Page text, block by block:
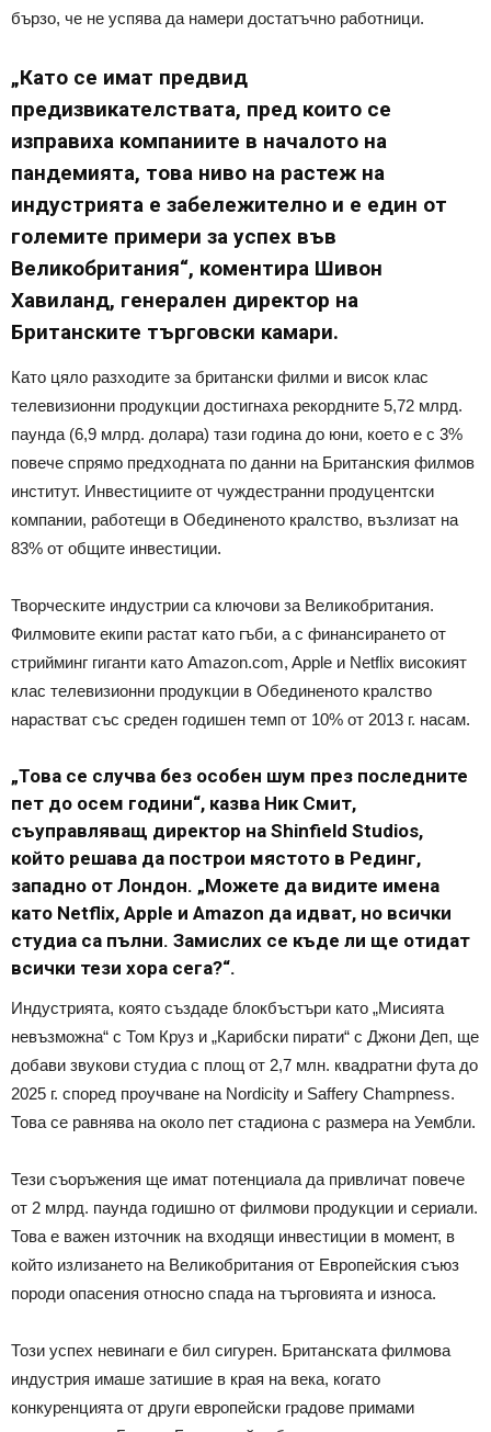
бързо, че не успява да намери достатъчно работници.
„Като се имат предвид
предизвикателствата, пред които се
изправиха компаниите в началото на
пандемията, това ниво на растеж на
индустрията е забележително и е един от
големите примери за успех във
Великобритания“, коментира Шивон
Хавиланд, генерален директор на
Британските търговски камари.
Като цяло разходите за британски филми и висок клас
телевизионни продукции достигнаха рекордните 5,72 млрд.
паунда (6,9 млрд. долара) тази година до юни, което е с 3%
повече спрямо предходната по данни на Британския филмов
институт. Инвестициите от чуждестранни продуцентски
компании, работещи в Обединеното кралство, възлизат на
83% от общите инвестиции.
Творческите индустрии са ключови за Великобритания.
Филмовите екипи растат като гъби, а с финансирането от
стрийминг гиганти като Amazon.com, Apple и Netflix високият
клас телевизионни продукции в Обединеното кралство
нарастват със среден годишен темп от 10% от 2013 г. насам.
„Това се случва без особен шум през последните
пет до осем години“, казва Ник Смит,
съуправляващ директор на Shinfield Studios,
който решава да построи мястото в Рединг,
западно от Лондон. „Можете да видите имена
като Netflix, Apple и Amazon да идват, но всички
студиа са пълни. Замислих се къде ли ще отидат
всички тези хора сега?“.
Индустрията, която създаде блокбъстъри като „Мисията
невъзможна“ с Том Круз и „Карибски пирати“ с Джони Деп, ще
добави звукови студиа с площ от 2,7 млн. квадратни фута до
2025 г. според проучване на Nordicity и Saffery Champness.
Това се равнява на около пет стадиона с размера на Уембли.
Тези съоръжения ще имат потенциала да привличат повече
от 2 млрд. паунда годишно от филмови продукции и сериали.
Това е важен източник на входящи инвестиции в момент, в
който излизането на Великобритания от Европейския съюз
породи опасения относно спада на търговията и износа.
Този успех невинаги е бил сигурен. Британската филмова
индустрия имаше затишие в края на века, когато
конкуренцията от други европейски градове примами